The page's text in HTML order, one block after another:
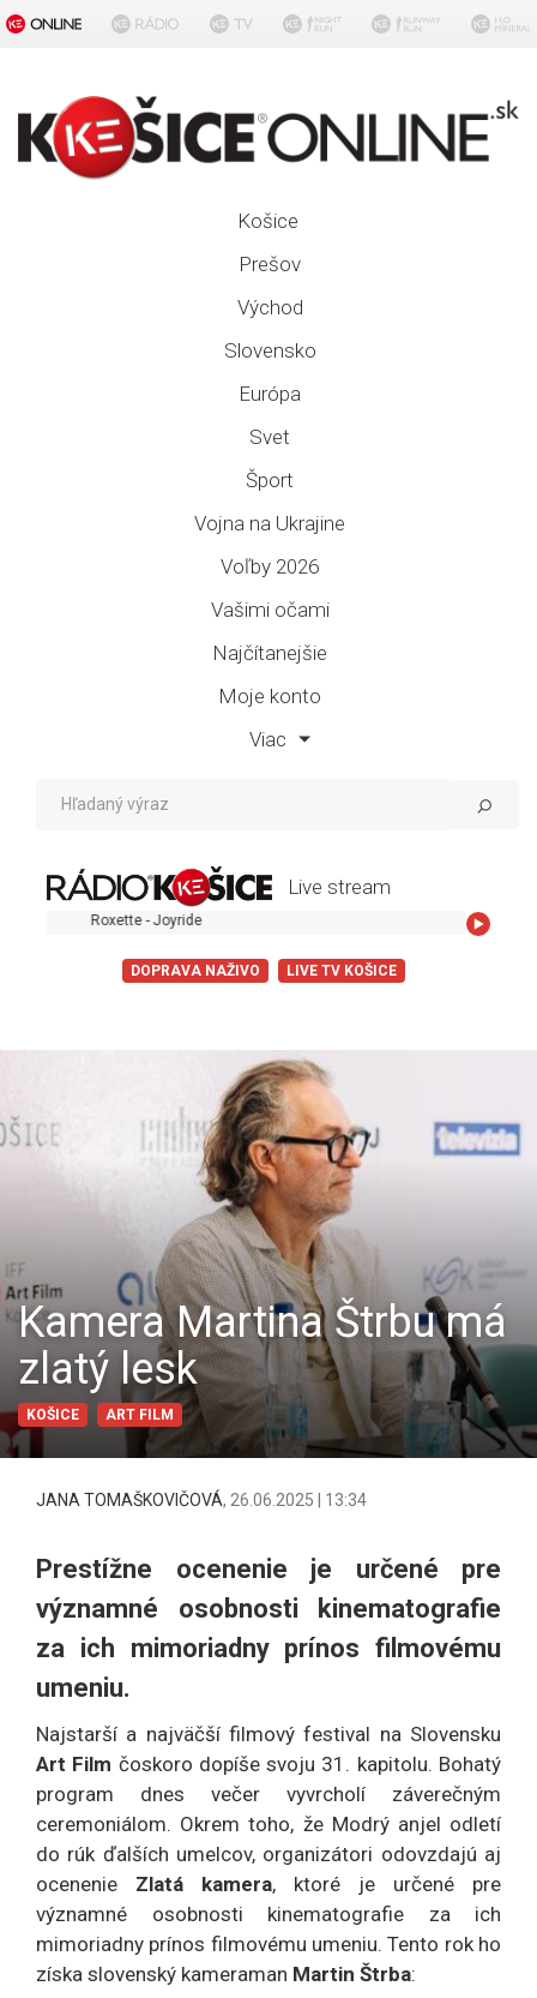
Košice
Prešov
Východ
Slovensko
Európa
Svet
Šport
Vojna na Ukrajine
Voľby 2026
Vašimi očami
Najčítanejšie
Moje konto
Viac
Live stream
Roxette - Joyride
DOPRAVA NAŽIVO LIVE TV KOŠICE
Kamera Martina Štrbu má
zlatý lesk
KOŠICE ART FILM
JANA TOMAŠKOVIČOVÁ, 26.06.2025 | 13:34
Prestížne ocenenie je určené pre
významné osobnosti kinematografie
za ich mimoriadny prínos filmovému
umeniu.
Najstarší a najväčší filmový festival na Slovensku
Art Film čoskoro dopíše svoju 31. kapitolu. Bohatý
program dnes večer vyvrcholí záverečným
ceremoniálom. Okrem toho, že Modrý anjel odletí
do rúk ďalších umelcov, organizátori odovzdajú aj
ocenenie Zlatá kamera, ktoré je určené pre
významné osobnosti kinematografie za ich
mimoriadny prínos filmovému umeniu. Tento rok ho
získa slovenský kameraman Martin Štrba: